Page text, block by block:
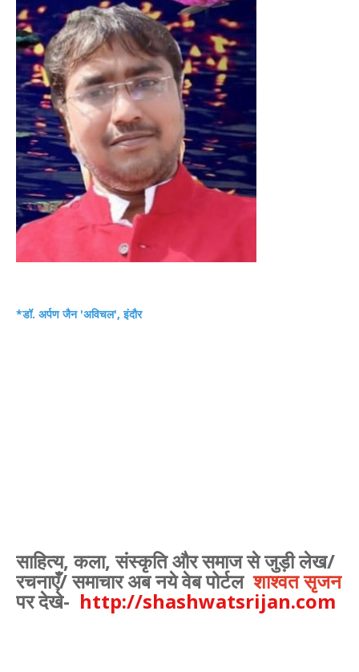
*डॉ. अर्पण जैन 'अविचल', इंदौर
साहित्य, कला, संस्कृति और समाज से जुड़ी लेख/
रचनाएँ/ समाचार अब नये वेब पोर्टलशाश्वत सृजन
पर देखे- http://shashwatsrijan.com